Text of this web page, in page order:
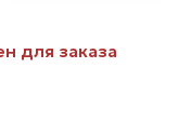
для заказа